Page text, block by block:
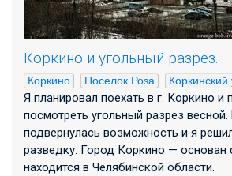
Коркино и угольный разрез.
Коркино Поселок Роза Коркинский
Я планировал поехать в г. Коркино и
посмотреть угольный разрез весной.
подвернулась возможность и я
разведку. Город Коркино — основан
находится в Челябинской области.